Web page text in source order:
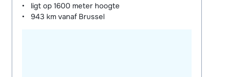
ligt op1600 meter hoogte
943 km vanaf Brussel